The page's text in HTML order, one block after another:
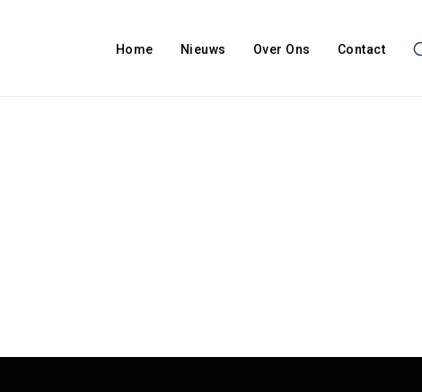
Home Nieuws Over Ons Contact